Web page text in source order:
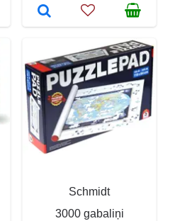
Schmidt
3000 gabaliņi